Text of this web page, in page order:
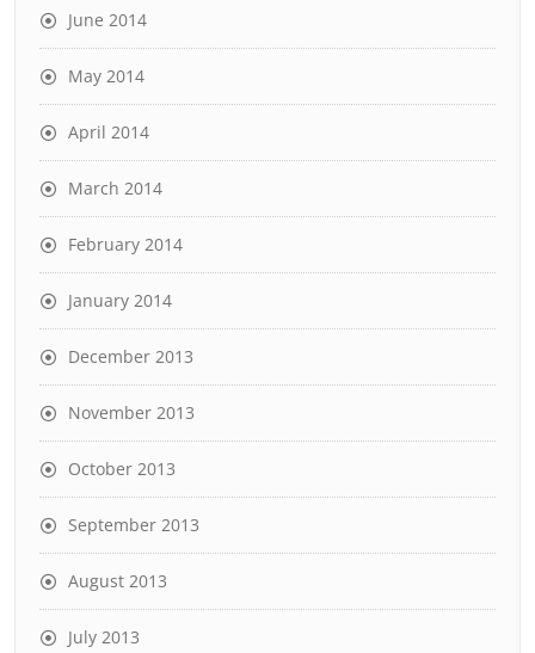
June 2014
May 2014
April 2014
March 2014
February 2014
January 2014
December 2013
November 2013
October 2013
September 2013
August 2013
July 2013